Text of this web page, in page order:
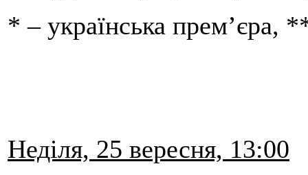
* – українська прем’єра,
Неділя, 25 вересня, 13:00